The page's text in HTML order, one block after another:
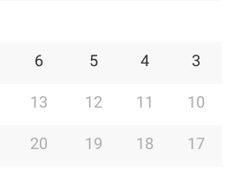
3
4
5
6
10
11
12
13
17
18
19
20